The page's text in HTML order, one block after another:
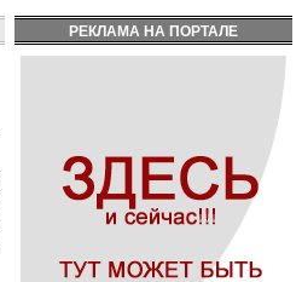
РЕКЛАМА НА ПОРТАЛЕ